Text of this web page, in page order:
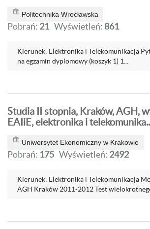
Politechnika Wrocławska
Pobrań: 21 Wyświetleń: 861
Kierunek: Elektronika i Telekomunikacja
na egzamin dyplomowy (koszyk 1) 1...
Studia II stopnia, Kraków, AGH,
EAIiE, elektronika i
Uniwersytet Ekonomiczny w Krakowie
Pobrań: 175 Wyświetleń: 2492
Kierunek: Elektronika i Telekomunikacja
AGH Kraków 2011-2012 Test